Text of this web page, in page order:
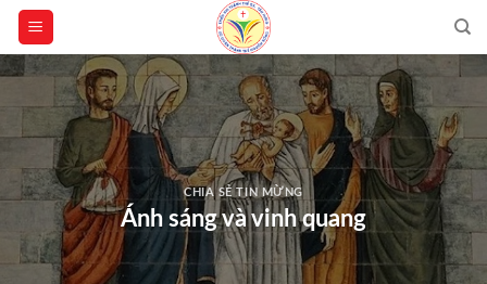
Skip
content
CHIA SẺ TIN MỪNG
Ánh sáng và vinh quang